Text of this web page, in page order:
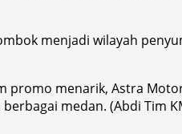
menjadi wilayah
menarik, Astra
medan. (Abdi Tim